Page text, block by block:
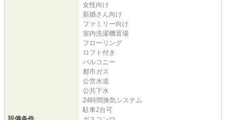
女性向け
新婚さん向け
ファミリー向け
室内洗濯機置場
フローリング
ロフト付き
バルコニー
都市ガス
公営水道
公共下水
24時間換気システム
駐車2台可